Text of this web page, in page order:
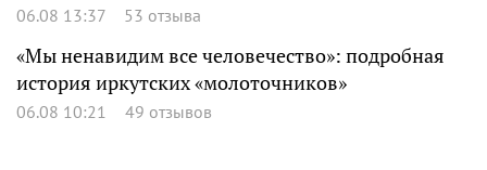
06.08 13:37 53 отзыва
«Мы ненавидим все человечество»: подробная
история иркутских «молоточников»
06.08 10:21 49 отзывов